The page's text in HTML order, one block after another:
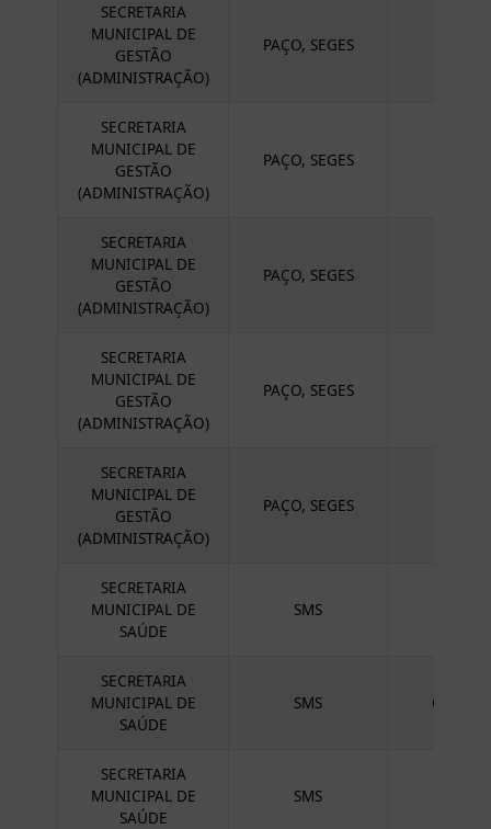
SECRETARIA
MUNICIPAL DE
GESTÃO
(ADMINISTRAÇÃO)
PAÇO, SEGES
SECRETARIA
MUNICIPAL DE
GESTÃO
(ADMINISTRAÇÃO)
PAÇO, SEGES
SECRETARIA
MUNICIPAL DE
GESTÃO
(ADMINISTRAÇÃO)
PAÇO, SEGES
SECRETARIA
MUNICIPAL DE
GESTÃO
(ADMINISTRAÇÃO)
PAÇO, SEGES
SECRETARIA
MUNICIPAL DE
GESTÃO
(ADMINISTRAÇÃO)
PAÇO, SEGES
SECRETARIA
MUNICIPAL DE
SAÚDE
SMS
SECRETARIA
MUNICIPAL DE
SAÚDE
SMS
SECRETARIA
MUNICIPAL DE
SAÚDE
SMS